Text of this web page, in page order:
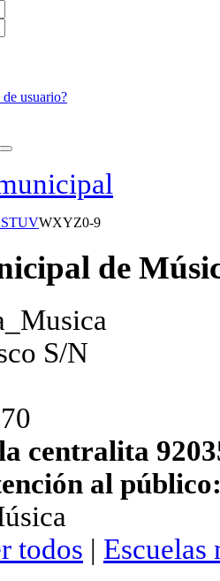
usuario?
STUVWXYZ0-9
de
S/N
centralita
al
todos | Escuelas